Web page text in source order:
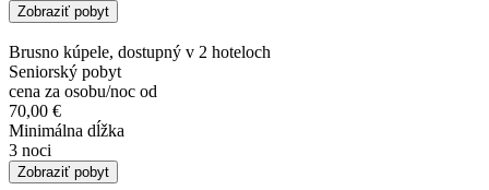
Zobraziť pobyt
Brusno kúpele, dostupný v 2 hoteloch
Seniorský pobyt
cena za osobu/noc od
70,00 €
Minimálna dĺžka
3 noci
Zobraziť pobyt